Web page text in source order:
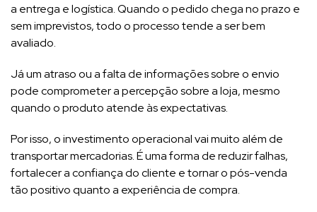
a entrega e logística. Quando o pedido chega no prazo e
sem imprevistos, todo o processo tende a ser bem
avaliado.
Já um atraso ou a falta de informações sobre o envio
pode comprometer a percepção sobre a loja, mesmo
quando o produto atende às expectativas.
Por isso, o investimento operacional vai muito além de
transportar mercadorias. É uma forma de reduzir falhas,
fortalecer a confiança do cliente e tornar o pós-venda
tão positivo quanto a experiência de compra.